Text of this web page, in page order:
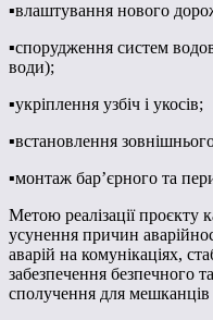
▪️влаштування нового
▪️спорудження систем
води);
▪️укріплення узбіч і укосів;
▪️встановлення
▪️монтаж бар’єрного та
Метою реалізації проєкту
усунення причин
аварій на комунікаціях,
забезпечення безпечного
сполучення для